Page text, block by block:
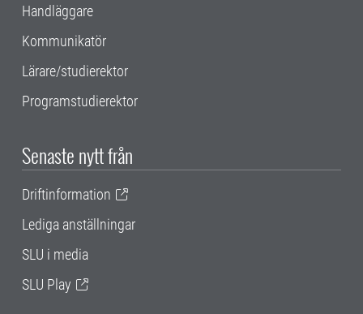
Handläggare
Kommunikatör
Lärare/studierektor
Programstudierektor
Senaste nytt från
Driftinformation
Lediga anställningar
SLU i media
SLU Play